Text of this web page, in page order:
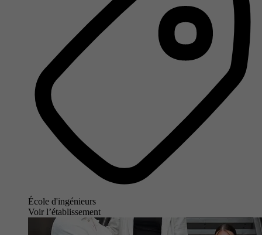
École d'ingénieurs
Voir l’établissement